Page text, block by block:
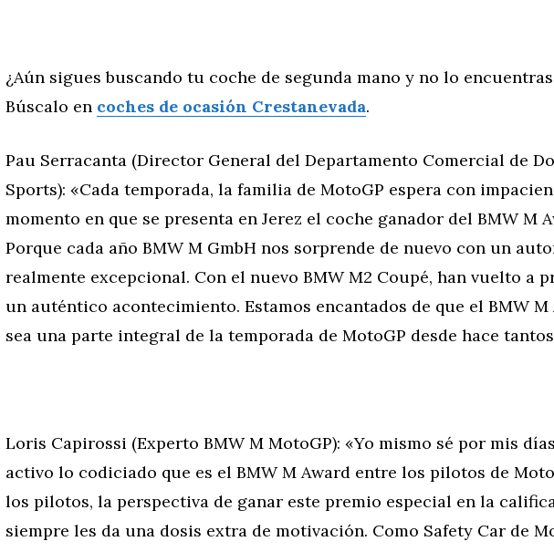
¿Aún sigues buscando tu coche de segunda mano y no lo
Búscalo en coches de ocasión Crestanevada.
Pau Serracanta (Director General del Departamento Comercial de
Sports): «Cada temporada, la familia de MotoGP espera con
momento en que se presenta en Jerez el coche ganador del BMW M
Porque cada año BMW M GmbH nos sorprende de nuevo con un
realmente excepcional. Con el nuevo BMW M2 Coupé, han vuelto a
un auténtico acontecimiento. Estamos encantados de que el BMW M
sea una parte integral de la temporada de MotoGP desde hace
Loris Capirossi (Experto BMW M MotoGP): «Yo mismo sé por mis
activo lo codiciado que es el BMW M Award entre los pilotos de
los pilotos, la perspectiva de ganar este premio especial en la
siempre les da una dosis extra de motivación. Como Safety Car de